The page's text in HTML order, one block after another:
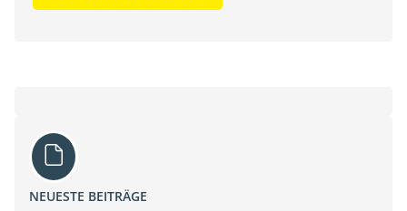
NEUESTE BEITRÄGE